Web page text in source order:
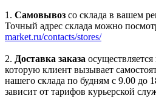
1. Самовывоз со склада в вашем
Точный адрес склада можно
market.ru/contacts/stores/
2. Доставка заказа
которую клиент вызывает
нашего склада по будням с 9.00 до
зависит от тарифов курьерской